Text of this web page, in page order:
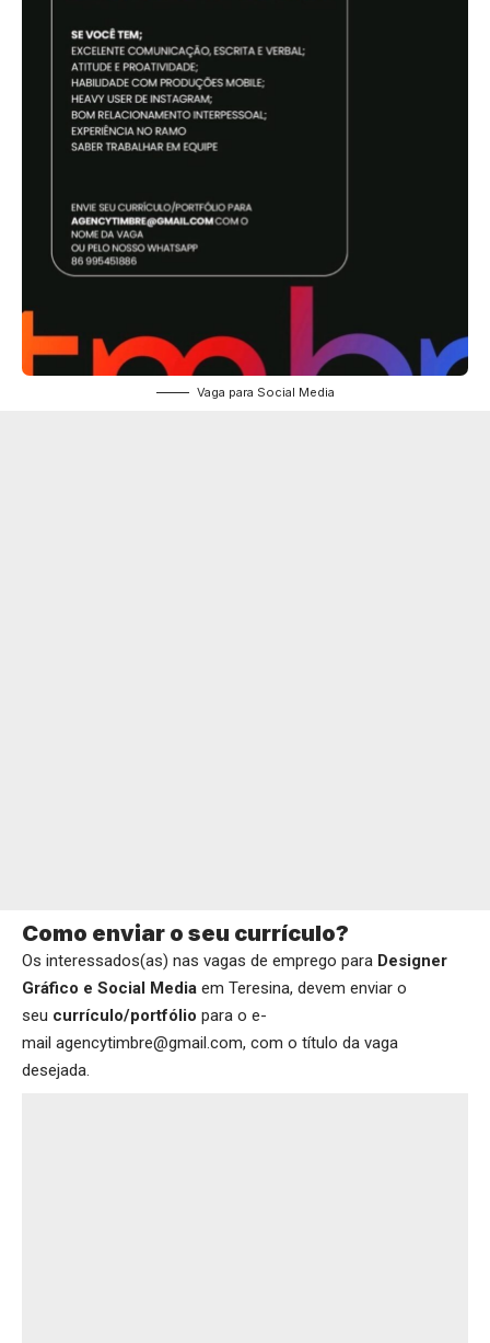
Vaga para Social Media
Como enviar o seu currículo?
Os interessados(as) nas vagas de emprego para Designer
Gráfico e Social Media em Teresina, devem enviar o
seu currículo/portfólio para o e-
mail agencytimbre@gmail.com, com o título da vaga
desejada.